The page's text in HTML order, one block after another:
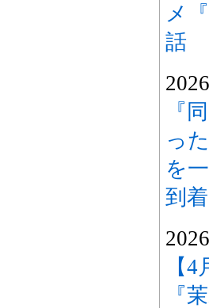
メ
話
『
っ
を
到着
【
『